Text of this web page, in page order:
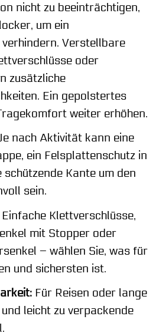
nicht zu beeinträchtigen,
um ein
Verstellbare
oder
zusätzliche
Ein gepolstertes
weiter erhöhen.
nach Aktivität kann eine
ein Felsplattenschutz in
schützende Kante um den
sein.
Einfache Klettverschlüsse,
mit Stopper oder
– wählen Sie, was für
und sichersten ist.
Für Reisen oder lange
leicht zu verpackende